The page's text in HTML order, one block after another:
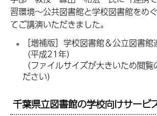
習環境～公共図書館と学校図書館をめ
てご講演いただきました。
［増補版］学校図書館＆公立図書
（平成21年）
（ファイルサイズが大きいため閲
ださい）
千葉県立図書館の学校向けサービ